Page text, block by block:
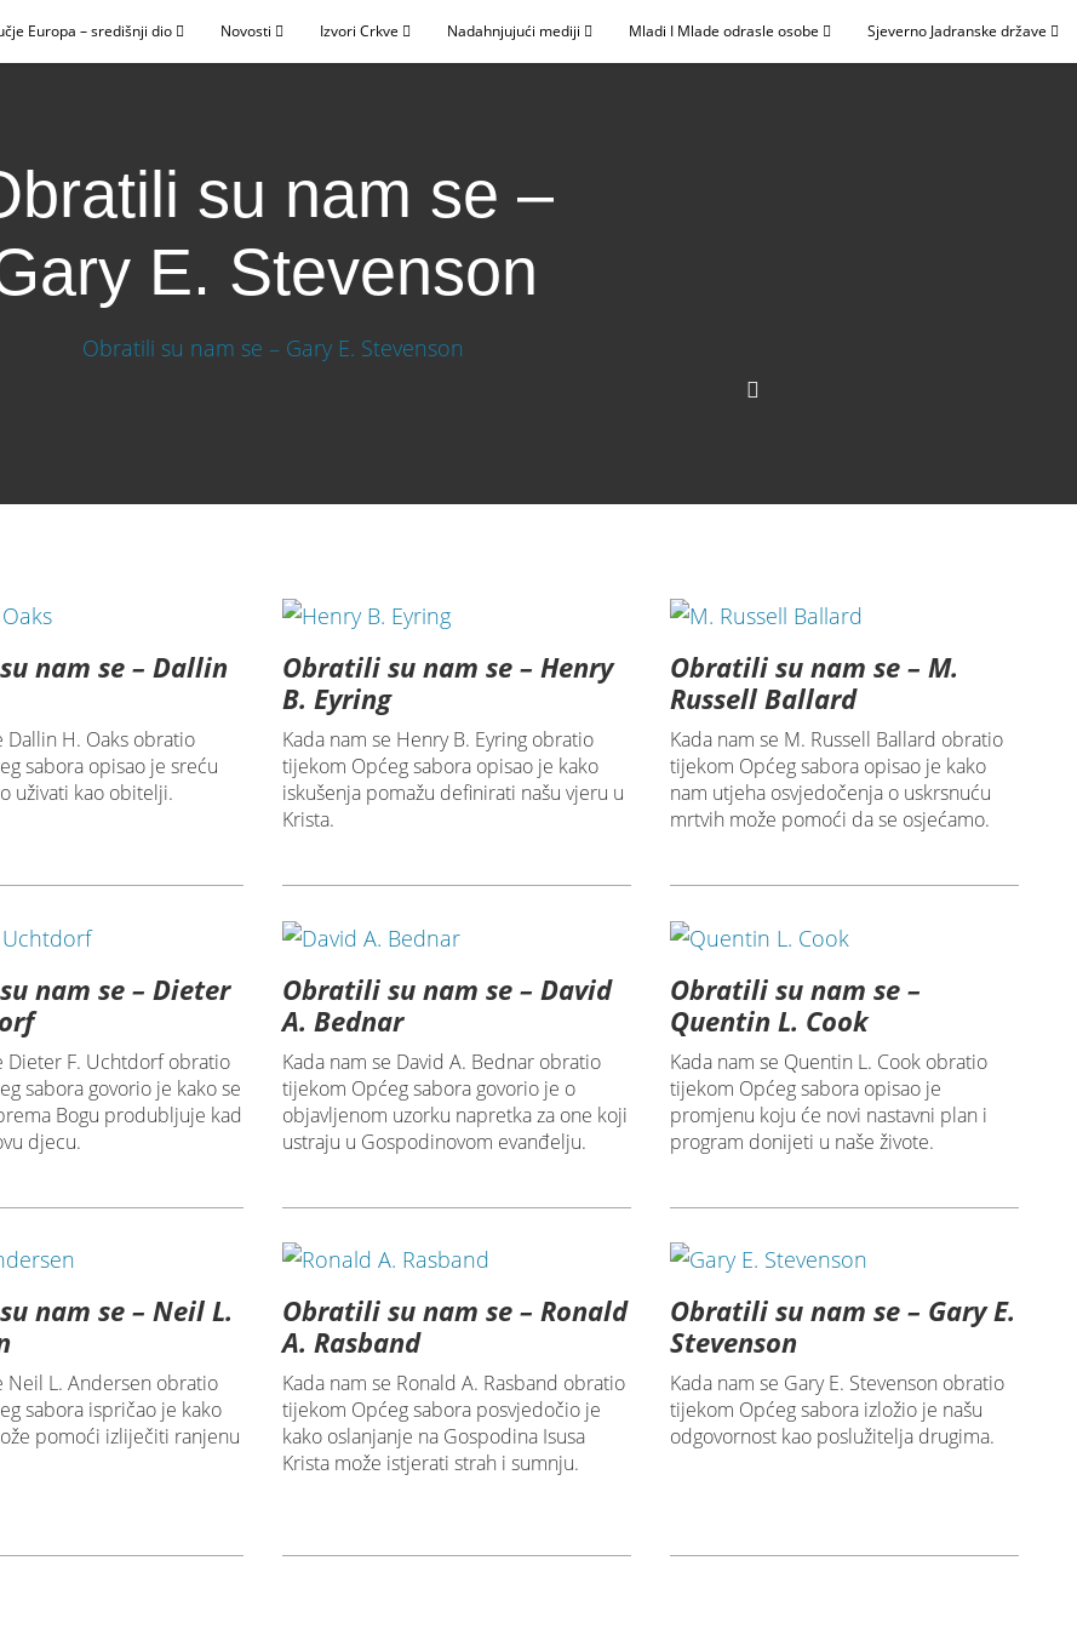
Europa – središnji dio Novosti Izvori Crkve Nadahnjujući mediji Mladi I Mlade odrasle osobe Sjeverno Jadranske države
su nam se –
E. Stevenson
nam se – Dallin
Dallin H. Oaks obratio
sabora opisao je sreću
uživati kao obitelji.
Obratili su nam se – Henry
B. Eyring
Kada nam se Henry B. Eyring obratio
tijekom Općeg sabora opisao je kako
iskušenja pomažu definirati našu vjeru u
Krista.
Obratili su nam se – M.
Russell Ballard
Kada nam se M. Russell Ballard obratio
tijekom Općeg sabora opisao je kako
nam utjeha osvjedočenja o uskrsnuću
mrtvih može pomoći da se osjećamo.
nam se – Dieter
Dieter F. Uchtdorf obratio
sabora govorio je kako se
Bogu produbljuje kad
djecu.
Obratili su nam se – David
A. Bednar
Kada nam se David A. Bednar obratio
tijekom Općeg sabora govorio je o
objavljenom uzorku napretka za one koji
ustraju u Gospodinovom evanđelju.
Obratili su nam se –
Quentin L. Cook
Kada nam se Quentin L. Cook obratio
tijekom Općeg sabora opisao je
promjenu koju će novi nastavni plan i
program donijeti u naše živote.
nam se – Neil L.
Neil L. Andersen obratio
sabora ispričao je kako
pomoći izliječiti ranjenu
Obratili su nam se – Ronald
A. Rasband
Kada nam se Ronald A. Rasband obratio
tijekom Općeg sabora posvjedočio je
kako oslanjanje na Gospodina Isusa
Krista može istjerati strah i sumnju.
Obratili su nam se – Gary E.
Stevenson
Kada nam se Gary E. Stevenson obratio
tijekom Općeg sabora izložio je našu
odgovornost kao poslužitelja drugima.